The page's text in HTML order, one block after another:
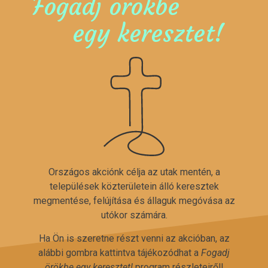
Fogadj örökbe
egy keresztet!
Országos akciónk célja az utak mentén, a
települések közterületein álló keresztek
megmentése, felújítása és állaguk megóvása az
utókor számára.
Ha Ön is szeretne részt venni az akcióban, az
alábbi gombra kattintva tájékozódhat a Fogadj